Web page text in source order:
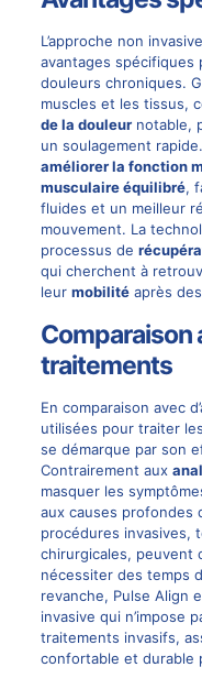
L’approche non
avantages
douleurs chroniques.
muscles et les tissus,
de la douleurnotable,
un soulagement
améliorer la fonction
musculaire équilibré,
fluides et un meilleur
mouvement. La
processus de
qui cherchent à
leur mobilitéaprès
Comparaison
traitements
En comparaison avec
utilisées pour traiter
se démarque par son
Contrairement aux
masquer les
aux causes profondes
procédures invasives,
chirurgicales, peuvent
nécessiter des temps
revanche, Pulse Align
invasive qui n’impose
traitements invasifs,
confortable et durable